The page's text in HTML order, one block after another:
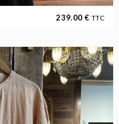
239.00 € TTC